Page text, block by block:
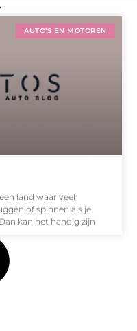
AUTO’S EN MOTOREN
land waar veel
of spinnen als je
kan het handig zijn